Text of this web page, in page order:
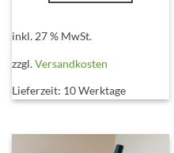
inkl. 27 % MwSt.
zzgl.Versandkosten
Lieferzeit: 10 Werktage